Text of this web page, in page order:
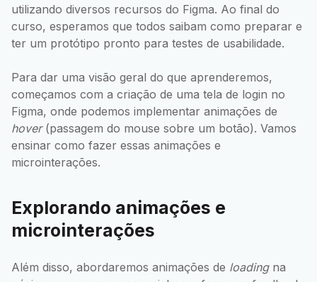
utilizando diversos recursos do Figma. Ao final do
curso, esperamos que todos saibam como preparar e
ter um protótipo pronto para testes de usabilidade.
Para dar uma visão geral do que aprenderemos,
começamos com a criação de uma tela de login no
Figma, onde podemos implementar animações de
hover(passagem do mouse sobre um botão). Vamos
ensinar como fazer essas animações e
microinterações.
Explorando animações e
microinterações
Além disso, abordaremos animações de loadingna